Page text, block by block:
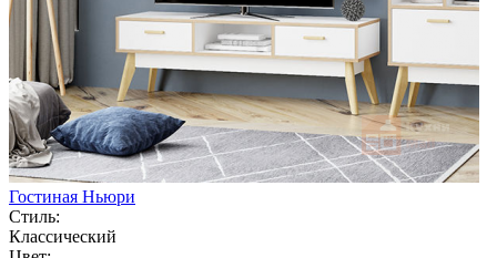
Гостиная Ньюри
Стиль:
Классический